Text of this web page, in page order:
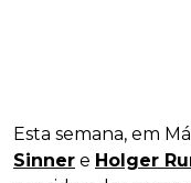
Esta semana, em
Sinner e Holger